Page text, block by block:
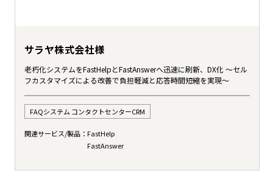
サラヤ株式会社様
老朽化システムをFastHelpとFastAnswerへ迅速に刷新、DX化 ～セル
フカスタマイズによる改善で負担軽減と応答時間短縮を実現～
FAQシステム コンタクトセンターCRM
関連サービス/製品： FastHelp
FastAnswer